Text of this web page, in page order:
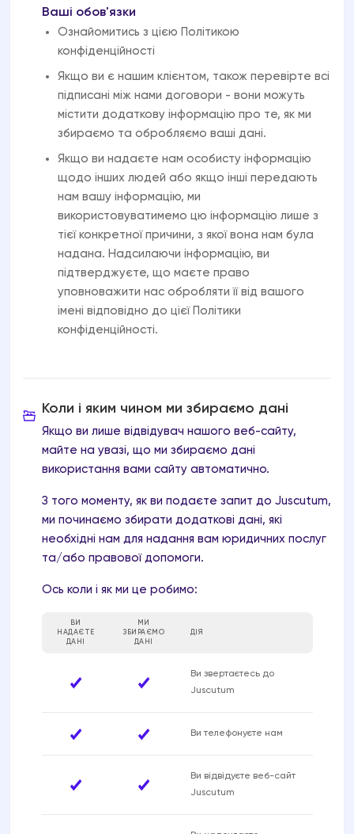
Ваші обов'язки
Ознайомитись з цією Політикою
конфіденційності
Якщо ви є нашим клієнтом, також перевірте всі
підписані між нами договори - вони можуть
містити додаткову інформацію про те, як ми
збираємо та обробляємо ваші дані.
Якщо ви надаєте нам особисту інформацію
щодо інших людей або якщо інші передають
нам вашу інформацію, ми
використовуватимемо цю інформацію лише з
тієї конкретної причини, з якої вона нам була
надана. Надсилаючи інформацію, ви
підтверджуєте, що маєте право
уповноважити нас обробляти її від вашого
імені відповідно до цієї Політики
конфіденційності.
Коли і яким чином ми збираємо дані
Якщо ви лише відвідувач нашого веб-сайту,
майте на увазі, що ми збираємо дані
використання вами сайту автоматично.
З того моменту, як ви подаєте запит до Juscutum,
ми починаємо збирати додаткові дані, які
необхідні нам для надання вам юридичних послуг
та/або правової допомоги.
Ось коли і як ми це робимо:
ВИ
НАДАЄТЕ
ДАНІ
МИ
ЗБИРАЄМО
ДАНІ
ДІЯ
Ви звертаєтесь до
Juscutum
Ви телефонуєте нам
Ви відвідуєте веб-сайт
Juscutum